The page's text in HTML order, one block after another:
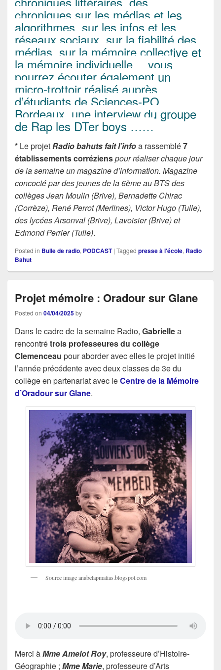
chroniques sur les médias et les
algorithmes, sur les infos et les
réseaux sociaux, sur la fiabilité des
médias, sur la mémoire collective et
la mémoire individuelle… vous
pourrez écouter également un
micro-trottoir réalisé auprès
d’étudiants de Sciences-PO
Bordeaux, une interview du groupe
de Rap les DTer boys ……
* Le projetRadio bahuts fait l’infoa rassemblé7
établissements corrézienspour réaliser chaque jour
de la semaine un magazine d’information. Magazine
concocté par des jeunes de la 6ème au BTS des
collèges Jean Moulin (Brive), Bernadette Chirac
(Corrèze), René Perrot (Merlines), Victor Hugo (Tulle),
des lycées Arsonval (Brive), Lavoisier (Brive) et
Edmond Perrier (Tulle).
Posted in Bulle de radio, PODCAST | Tagged presse à l'école, Radio
Bahut
Projet mémoire : Oradour sur Glane
Posted on 04/04/2025by
Dans le cadre de la semaine Radio, Gabriellea
rencontrétrois professeures du collège
Clemenceau pour aborder avec elles le projet initié
l’année précédente avec deux classes de 3e du
collège en partenariat avec leCentre de la Mémoire
d’Oradour sur Glane.
Source image anabelapmatias.blogspot.com
Merci àMme Amelot Roy, professeure d’Histoire-
Géographie ; Mme Marie, professeure d’Arts